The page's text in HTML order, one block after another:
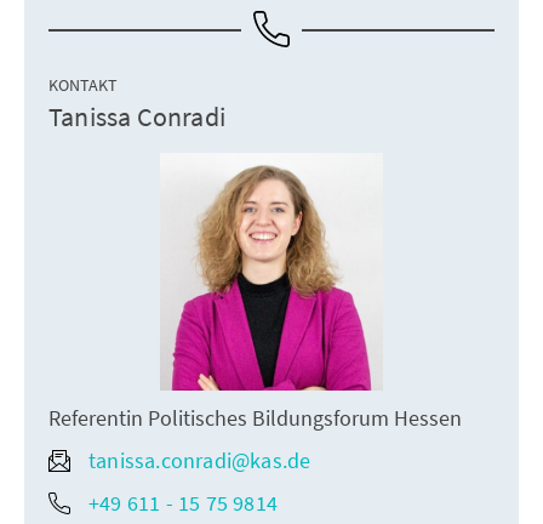
KONTAKT
Tanissa Conradi
Referentin Politisches Bildungsforum Hessen
tanissa.conradi@kas.de
+49 611 - 15 75 9814